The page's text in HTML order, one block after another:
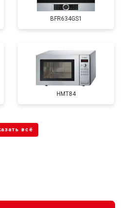
BFR634GS1
HMT84